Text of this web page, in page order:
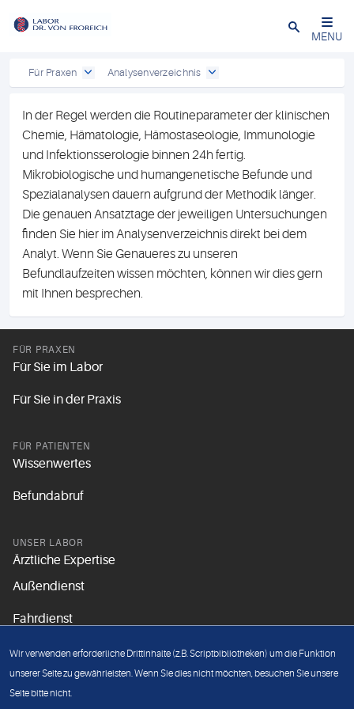
Close
MENU
Für Praxen Analysenverzeichnis
In der Regel werden die Routineparameter der klinischen
Chemie, Hämatologie, Hämostaseologie, Immunologie
und Infektionsserologie binnen 24h fertig.
Mikrobiologische und humangenetische Befunde und
Spezialanalysen dauern aufgrund der Methodik länger.
Die genauen Ansatztage der jeweiligen Untersuchungen
finden Sie hier im Analysenverzeichnis direkt bei dem
Analyt. Wenn Sie Genaueres zu unseren
Befundlaufzeiten wissen möchten, können wir dies gern
mit Ihnen besprechen.
FÜR PRAXEN
Für Sie im Labor
Für Sie in der Praxis
FÜR PATIENTEN
Wissenwertes
Befundabruf
UNSER LABOR
Ärztliche Expertise
Außendienst
Fahrdienst
Unsere Grundsätze
Wir verwenden erforderliche Drittinhalte (z.B. Scriptbibliotheken) um die Funktion
unserer Seite zu gewährleisten. Wenn Sie dies nicht möchten, besuchen Sie unsere
Seite bitte nicht.